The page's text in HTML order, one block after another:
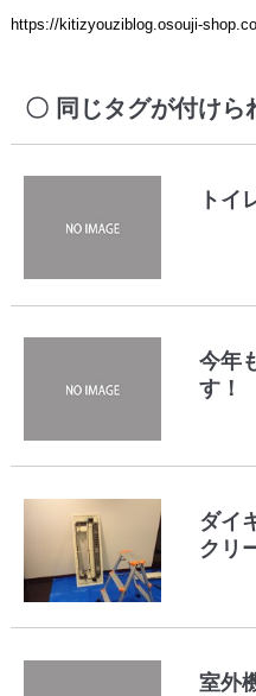
https://kitizyouziblog.osouji-
同じタグが付けら
トイ
今年
す！
ダイ
クリ
室外